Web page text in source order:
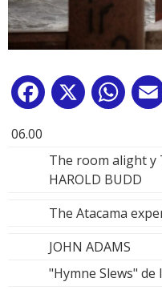
Facebook
X
06.00
The room alight y
HAROLD BUDD
The Atacama
JOHN ADAMS
"Hymne Slews"